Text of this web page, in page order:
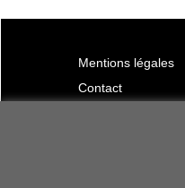
Mentions légales
Contact